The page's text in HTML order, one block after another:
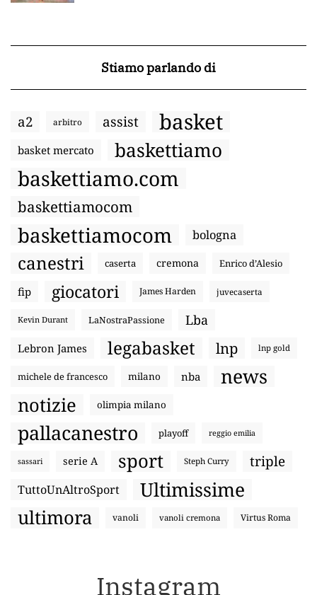
Stiamo parlando di
a2 arbitro assist basket
basket mercato baskettiamo
baskettiamo.com
baskettiamocom
baskettiamocom bologna
canestri caserta cremona Enrico d’Alesio
fip giocatori James Harden juvecaserta
Kevin Durant LaNostraPassione Lba
Lebron James legabasket lnp lnp gold
michele de francesco milano nba news
notizie olimpia milano
pallacanestro playoff reggio emilia
sassari serie A sport Steph Curry triple
TuttoUnAltroSport Ultimissime
ultimora vanoli vanoli cremona Virtus Roma
Instagram